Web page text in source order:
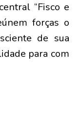
“Fisco e
forças o
de sua
para com